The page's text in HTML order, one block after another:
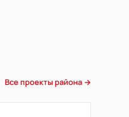
Все проекты района →